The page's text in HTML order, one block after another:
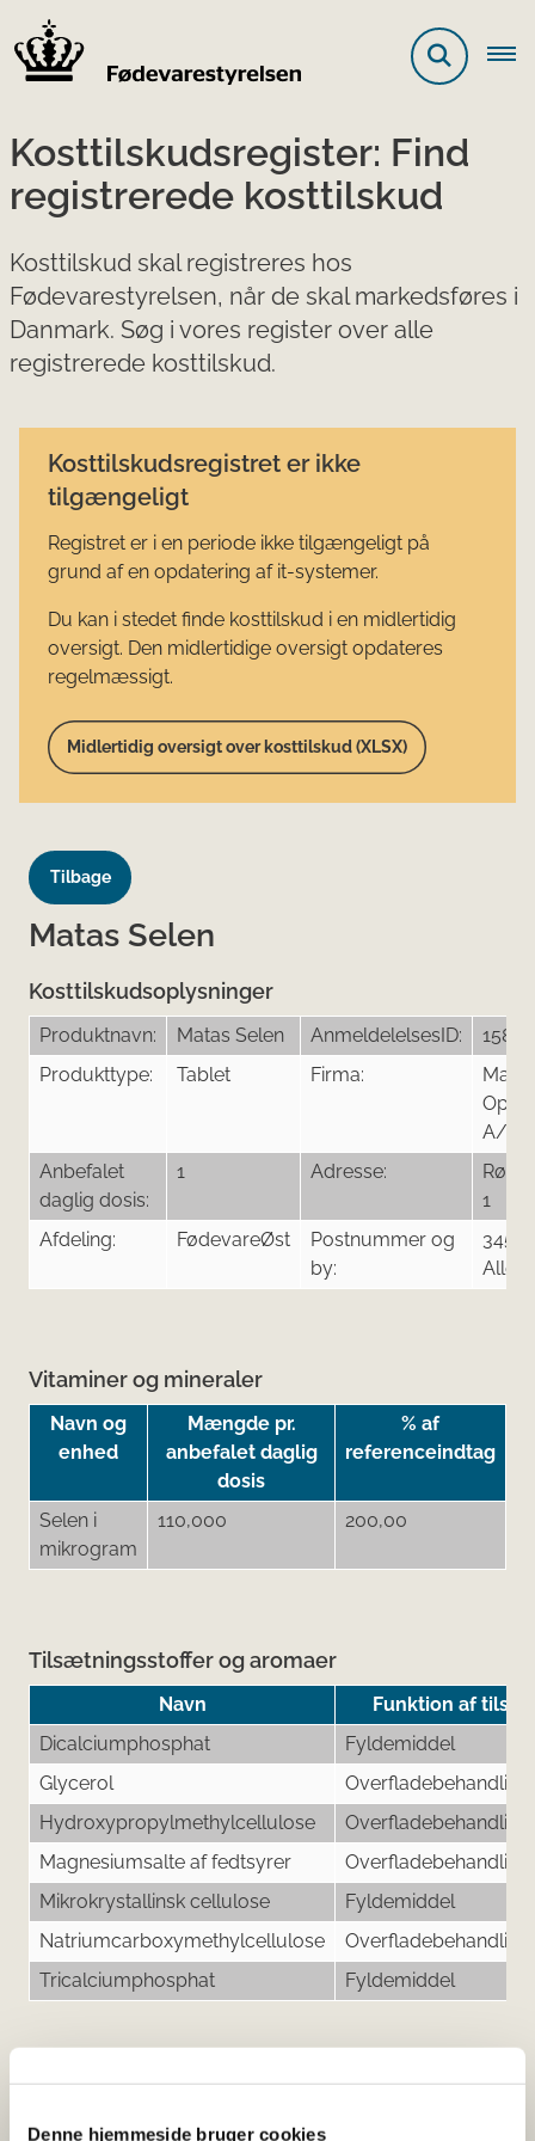
Denne hjemmeside bruger cookies
Kosttilskudsregister: Find
registrerede kosttilskud
Kosttilskud skal registreres hos
Fødevarestyrelsen, når de skal markedsføres i
Danmark. Søg i vores register over alle
registrerede kosttilskud.
Kosttilskudsregistret er ikke
tilgængeligt
Registret er i en periode ikke tilgængeligt på
grund af en opdatering af it-systemer.
Du kan i stedet finde kosttilskud i en midlertidig
oversigt. Den midlertidige oversigt opdateres
regelmæssigt.
Midlertidig oversigt over kosttilskud (XLSX)
Tilbage
Matas Selen
Kosttilskudsoplysninger
Produktnavn: Matas Selen AnmeldelelsesID:
15803
Produkttype:
Tablet Firma:
Matas
A/S
Anbefalet
daglig dosis:
1 Adresse:
1
Afdeling:
FødevareØst
Postnummer og
by:
3450
Vitaminer og mineraler
Navn og
enhed
Mængde pr.
anbefalet daglig
dosis
% af
referenceindtag
Selen i
mikrogram
110,000 200,00
Tilsætningsstoffer og aromaer
Navn
Funktion af
Dicalciumphosphat
Fyldemiddel
Glycerol
Hydroxypropylmethylcellulose
Magnesiumsalte af fedtsyrer
Mikrokrystallinsk cellulose
Fyldemiddel
Natriumcarboxymethylcellulose
Tricalciumphosphat
Fyldemiddel